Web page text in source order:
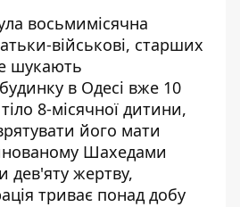
восьмимісячна
військові, старших
шукають
в Одесі вже 10
8-місячної дитини,
його мати
Шахедами
дев'яту жертву,
триває понад добу